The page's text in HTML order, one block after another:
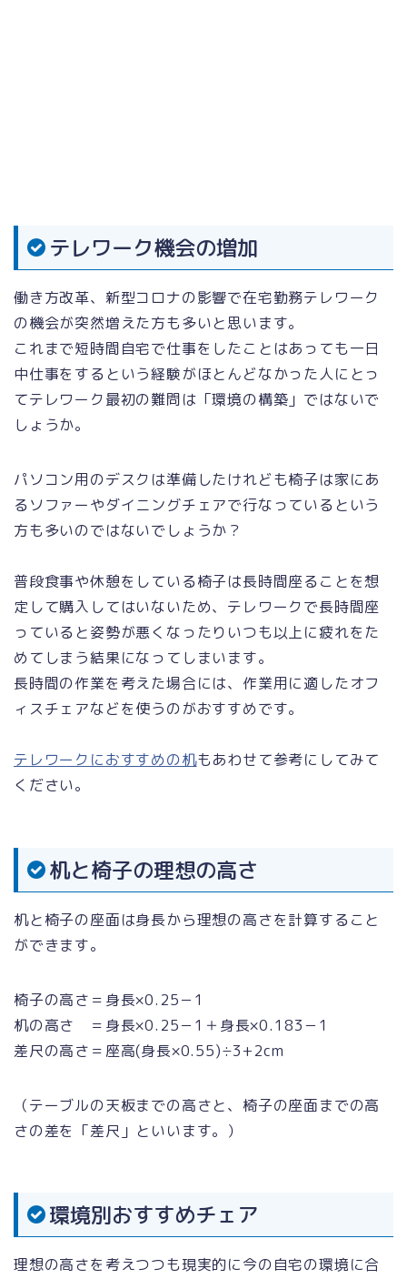
テレワーク機会の増加
働き方改革、新型コロナの影響で在宅勤務テレワーク
の機会が突然増えた方も多いと思います。
これまで短時間自宅で仕事をしたことはあっても一日
中仕事をするという経験がほとんどなかった人にとっ
てテレワーク最初の難問は「環境の構築」ではないで
しょうか。
パソコン用のデスクは準備したけれども椅子は家にあ
るソファーやダイニングチェアで行なっているという
方も多いのではないでしょうか？
普段食事や休憩をしている椅子は長時間座ることを想
定して購入してはいないため、テレワークで長時間座
っていると姿勢が悪くなったりいつも以上に疲れをた
めてしまう結果になってしまいます。
長時間の作業を考えた場合には、作業用に適したオフ
ィスチェアなどを使うのがおすすめです。
テレワークにおすすめの机もあわせて参考にしてみて
ください。
机と椅子の理想の高さ
机と椅子の座面は身長から理想の高さを計算すること
ができます。
椅子の高さ＝身長×0.25－1
机の高さ ＝身長×0.25－1＋身長×0.183－1
差尺の高さ＝座高(身長×0.55)÷3+2cm
（テーブルの天板までの高さと、椅子の座面までの高
さの差を「差尺」といいます。）
環境別おすすめチェア
理想の高さを考えつつも現実的に今の自宅の環境に合